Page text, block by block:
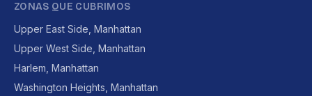
ZONAS QUE CUBRIMOS
Upper East Side, Manhattan
Upper West Side, Manhattan
Harlem, Manhattan
Washington Heights, Manhattan